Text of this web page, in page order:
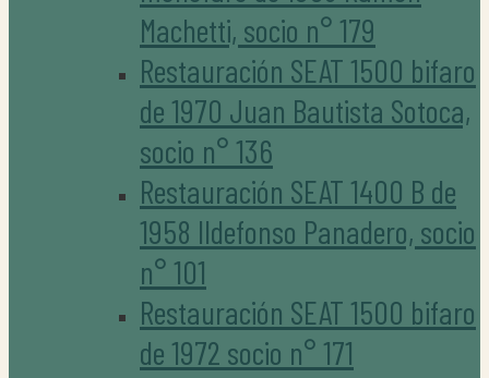
Machetti, socio n° 179
Restauración SEAT 1500 bifaro
de 1970 Juan Bautista Sotoca,
socio n° 136
Restauración SEAT 1400 B de
1958 Ildefonso Panadero, socio
n° 101
Restauración SEAT 1500 bifaro
de 1972 socio n° 171